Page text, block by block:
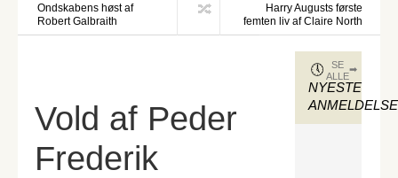
Ondskabens høst af
Robert Galbraith
Harry Augusts første
femten liv af Claire North
Vold af Peder
Frederik
NYESTE
SE
ALLE